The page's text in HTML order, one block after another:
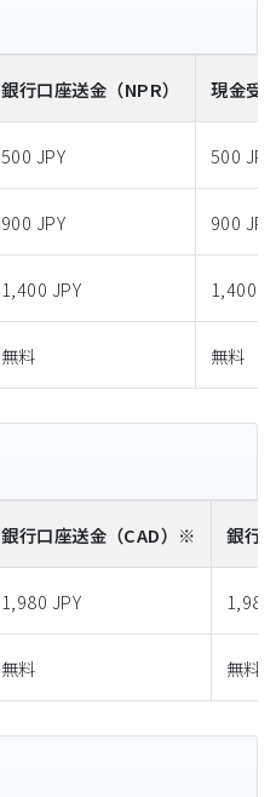
銀行口座送金 （NPR） 現金受
500 JPY 500 JPY
900 JPY 900 JPY
1,400 JPY 1,400
無料 無料
銀行口座送金 （CAD）※ 銀行
1,980 JPY 1,980
無料 無料